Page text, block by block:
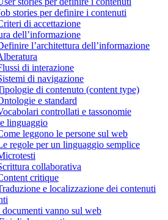
stories per definire i contenuti
di accettazione
dell’informazione
l’architettura dell’informazione
di interazione
di navigazione
di contenuto (content type)
e standard
controllati e tassonomie
linguaggio
leggono le persone sul web
regole per un linguaggio semplice
collaborativa
critique
e localizzazione dei contenuti
vanno sul web